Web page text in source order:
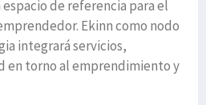
de referencia para el
Ekinn como nodo
integrará servicios,
en torno al emprendimiento y